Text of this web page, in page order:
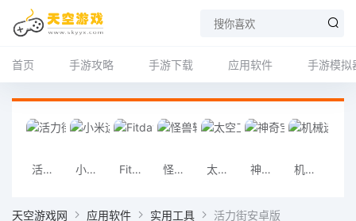
首页 手游攻略 手游下载 应用软件 手游模拟
活力街安卓版 小米运动安卓版 Fitdays安卓版 怪兽轻断食安卓版 太空工程师手机版下载 神奇宝贝连连看手机版 机械迷城手机中文版
天空游戏网 应用软件 实用工具 活力街安卓版